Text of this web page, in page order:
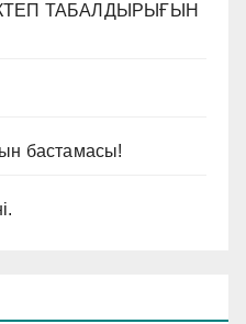
ТАБАЛДЫРЫҒЫН
бастамасы!